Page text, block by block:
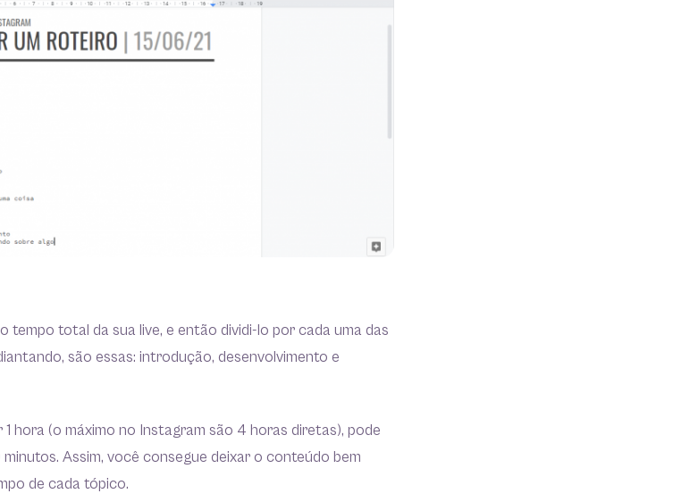
tempo total da sua live, e então dividi-lo por cada uma das
são essas: introdução, desenvolvimento e
hora (o máximo no Instagram são 4 horas diretas), pode
Assim, você consegue deixar o conteúdo bem
de cada tópico.